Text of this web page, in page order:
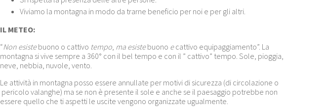
Viviamo la montagna in modo da trarne beneficio per noi e per gli altri.
IL METEO:
“Non esistebuono o cattivo tempo ma esistebuono ecattivo equipaggiamento”. La
montagna si vive sempre a 360° con il bel tempo e con il ” cattivo” tempo. Sole, pioggia,
neve, nebbia, nuvole, vento.
Le attività in montagna posso essere annullate per motivi di sicurezza (di circolazione o
pericolo valanghe) ma se non è presente il sole e anche se il paesaggio potrebbe non
essere quello che ti aspetti le uscite vengono organizzate ugualmente.